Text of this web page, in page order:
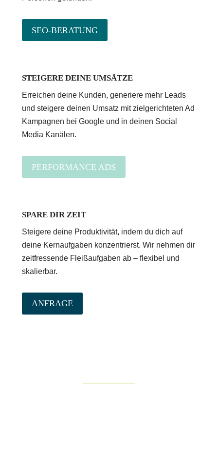
SEO-BERATUNG
STEIGERE DEINE UMSÄTZE
Erreichen deine Kunden, generiere mehr Leads
und steigere deinen Umsatz mit zielgerichteten Ad
Kampagnen bei Google und in deinen Social
Media Kanälen.
PERFORMANCE ADS
SPARE DIR ZEIT
Steigere deine Produktivität, indem du dich auf
deine Kernaufgaben konzentrierst. Wir nehmen dir
zeitfressende Fleißaufgaben ab – flexibel und
skalierbar.
ANFRAGE